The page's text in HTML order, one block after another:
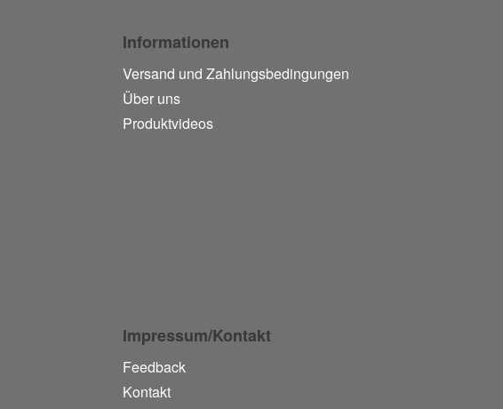
Informationen
Versand und Zahlungsbedingungen
Über uns
Produktvideos
Impressum/Kontakt
Feedback
Kontakt